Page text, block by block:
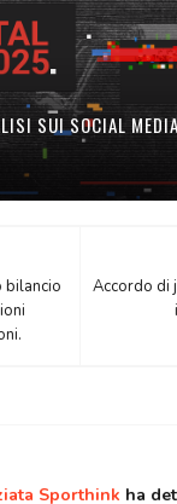
SUI SOCIAL
Accordo di
bilancio
Sporthink ha